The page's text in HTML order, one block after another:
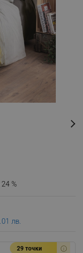
24 %
лв.
29 точки